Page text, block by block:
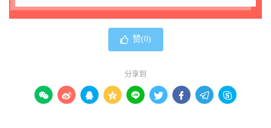
赞(0)
分享到
        